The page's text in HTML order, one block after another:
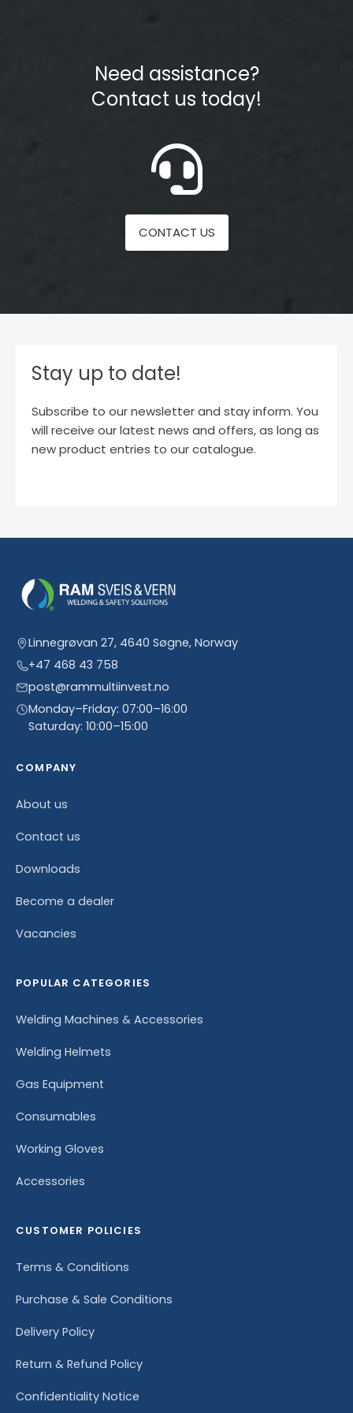
Need assistance?
Contact us today!
CONTACT US
Stay up to date!
Subscribe to our newsletter and stay inform. You
will receive our latest news and offers, as long as
new product entries to our catalogue.
Linnegrøvan 27, 4640 Søgne, Norway
+47 468 43 758
post@rammultiinvest.no
Monday–Friday: 07:00–16:00
Saturday: 10:00–15:00
COMPANY
About us
Contact us
Downloads
Become a dealer
Vacancies
POPULAR CATEGORIES
Welding Machines & Accessories
Welding Helmets
Gas Equipment
Consumables
Working Gloves
Accessories
CUSTOMER POLICIES
Terms & Conditions
Purchase & Sale Conditions
Delivery Policy
Return & Refund Policy
Confidentiality Notice